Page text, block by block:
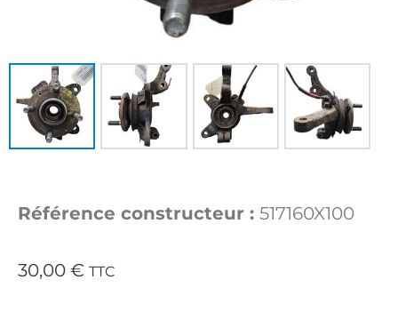
Référence constructeur : 517160X100
30,00 € TTC